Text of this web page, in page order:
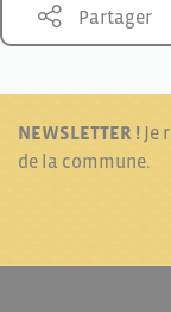
Partager
NEWSLETTER ! Je
de la commune.